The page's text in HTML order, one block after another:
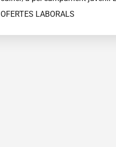
OFERTES LABORALS